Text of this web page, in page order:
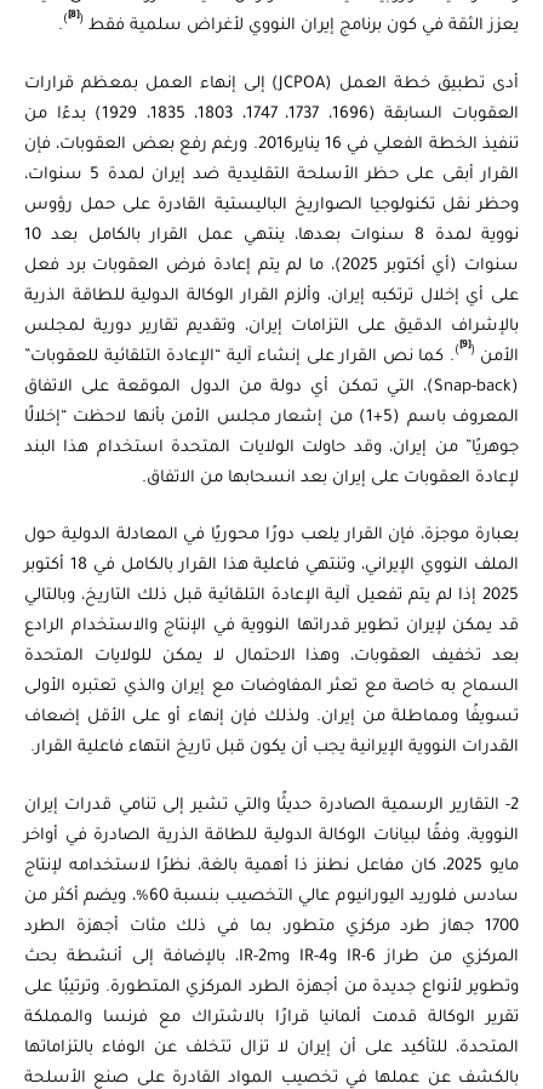
يعزز الثقة في كون برنامج إيران النووي لأغراض سلمية فقط(
)
أدى تطبيق خطة العمل (JCPOA) إلى إنهاء العمل بمعظم قرارات
العقوبات السابقة (1696، 1737، 1747، 1803، 1835، 1929) بدءًا من
تنفيذ الخطة الفعلي في 16 يناير2016. ورغم رفع بعض العقوبات، فإن
القرار أبقى على حظر الأسلحة التقليدية ضد إيران لمدة 5 سنوات،
وحظر نقل تكنولوجيا الصواريخ الباليستية القادرة على حمل رؤوس
نووية لمدة 8 سنوات بعدها، ينتهي عمل القرار بالكامل بعد 10
سنوات (أي أكتوبر 2025)، ما لم يتم إعادة فرض العقوبات برد فعل
على أي إخلال ترتكبه إيران، وألزم القرار الوكالة الدولية للطاقة الذرية
بالإشراف الدقيق على التزامات إيران، وتقديم تقارير دورية لمجلس
الأمن(
)
. كما نص القرار على إنشاء آلية “الإعادة التلقائية للعقوبات”
(Snap-back)، التي تمكن أي دولة من الدول الموقعة على الاتفاق
المعروف باسم (5+1) من إشعار مجلس الأمن بأنها لاحظت “إخلالًا
جوهريًا” من إيران، وقد حاولت الولايات المتحدة استخدام هذا البند
لإعادة العقوبات على إيران بعد انسحابها من الاتفاق.
بعبارة موجزة، فإن القرار يلعب دورًا محوريًا في المعادلة الدولية حول
الملف النووي الإيراني، وتنتهي فاعلية هذا القرار بالكامل في 18 أكتوبر
2025 إذا لم يتم تفعيل آلية الإعادة التلقائية قبل ذلك التاريخ، وبالتالي
قد يمكن لإيران تطوير قدراتها النووية في الإنتاج والاستخدام الرادع
بعد تخفيف العقوبات، وهذا الاحتمال لا يمكن للولايات المتحدة
السماح به خاصة مع تعثر المفاوضات مع إيران والذي تعتبره الأولى
تسويفًا ومماطلة من إيران. ولذلك فإن إنهاء أو على الأقل إضعاف
القدرات النووية الإيرانية يجب أن يكون قبل تاريخ انتهاء فاعلية القرار.
2- التقارير الرسمية الصادرة حديثًا والتي تشير إلى تنامي قدرات إيران
النووية، وفقًا لبيانات الوكالة الدولية للطاقة الذرية الصادرة في أواخر
مايو 2025، كان مفاعل نطنز ذا أهمية بالغة، نظرًا لاستخدامه لإنتاج
سادس فلوريد اليورانيوم عالي التخصيب بنسبة 60%، ويضم أكثر من
1700 جهاز طرد مركزي متطور، بما في ذلك مئات أجهزة الطرد
المركزي من طراز IR-6 وIR-4 وIR-2m، بالإضافة إلى أنشطة بحث
وتطوير لأنواع جديدة من أجهزة الطرد المركزي المتطورة. وترتيبًا على
تقرير الوكالة قدمت ألمانيا قرارًا بالاشتراك مع فرنسا والمملكة
المتحدة، للتأكيد على أن إيران لا تزال تتخلف عن الوفاء بالتزاماتها
بالكشف عن عملها في تخصيب المواد القادرة على صنع الأسلحة